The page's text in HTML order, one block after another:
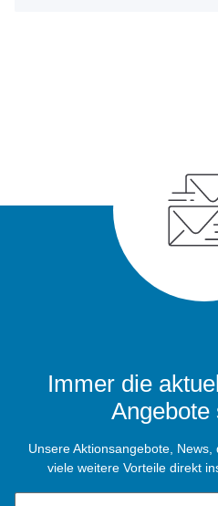
Immer die
Angebote
Unsere Aktionsangebote,
viele weitere Vorteile direkt